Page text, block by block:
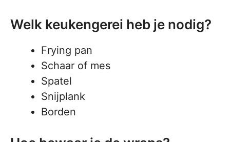
Welk keukengerei heb je nodig?
Frying pan
Schaar of mes
Spatel
Snijplank
Borden